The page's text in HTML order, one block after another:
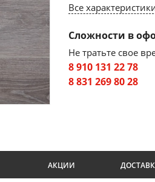
Все
Сложности в
Не тратьте свое
8 910 131 22 78
8 831 269 80 28
АКЦИИ